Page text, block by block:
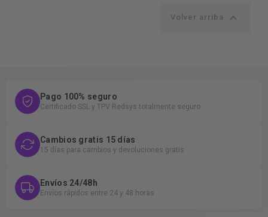
Volver arriba 
Pago 100% seguro
Certificado SSL y TPV Redsys totalmente seguro
Cambios gratis 15 días
15 días para cambios y devoluciones gratis
Envíos 24/48h
Envíos rápidos entre 24 y 48 horas